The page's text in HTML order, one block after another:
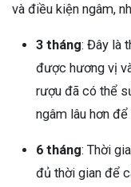
và điều kiện ngâm,
3 tháng: Đây là
được hương vị
rượu đã có thể
ngâm lâu hơn
6 tháng: Thời
đủ thời gian để